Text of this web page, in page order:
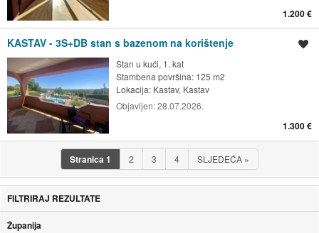
1.200 €
KASTAV - 3S+DB stan s bazenom na korištenje
Stan u kući, 1. kat
Stambena površina: 125 m2
Lokacija: Kastav, Kastav
Objavljen:28.07.2026.
1.300 €
Stranica1 2 3 4 SLJEDEĆA »
FILTRIRAJ REZULTATE
Županija